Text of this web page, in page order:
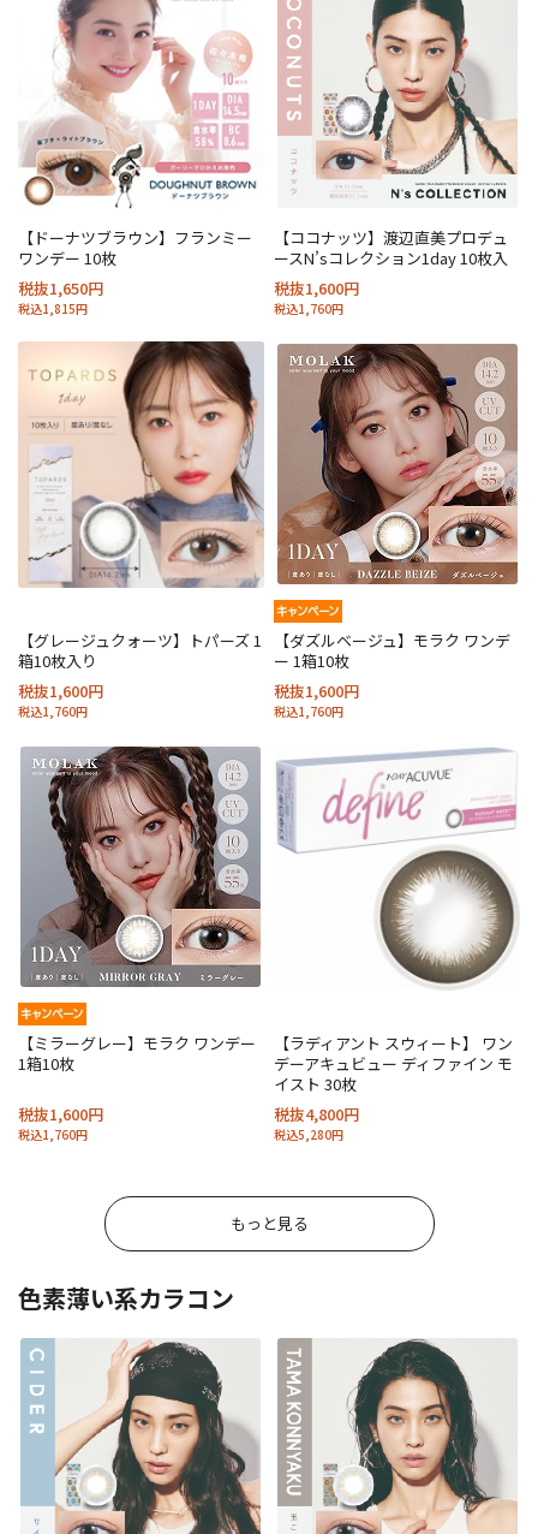
【ドーナツブラウン】フランミー
ワンデー 10枚
税抜1,650円
税込1,815円
【ココナッツ】渡辺直美プロデュ
ースN’sコレクション1day 10枚入
税抜1,600円
税込1,760円
【グレージュクォーツ】トパーズ 1
箱10枚入り
税抜1,600円
税込1,760円
【ダズルベージュ】モラク ワンデ
ー 1箱10枚
税抜1,600円
税込1,760円
【ミラーグレー】モラク ワンデー
1箱10枚
税抜1,600円
税込1,760円
【ラディアント スウィート】 ワン
デーアキュビュー ディファイン モ
イスト 30枚
税抜4,800円
税込5,280円
もっと見る
色素薄い系カラコン